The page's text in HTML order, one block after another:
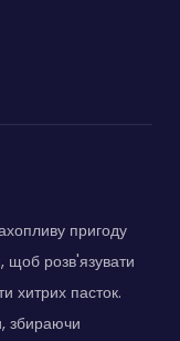
пригоду
щоб розв'язувати
хитрих пасток.
збираючи